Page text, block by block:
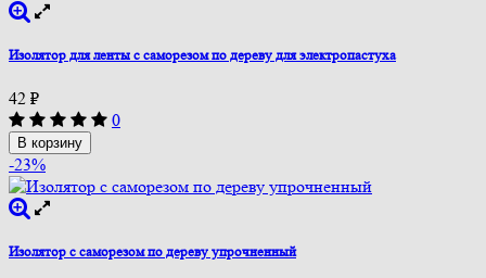
Изолятор для ленты с саморезом по дереву для электропастуха
42 ₽
0
В корзину
-23%
Изолятор с саморезом по дереву упрочненный